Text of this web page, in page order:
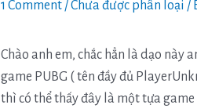
1 Comment /Chưa được phân loại /
Chào anh em, chắc hẳn là dạo này
game PUBG ( tên đầy đủ
thì có thể thấy đây là một tựa